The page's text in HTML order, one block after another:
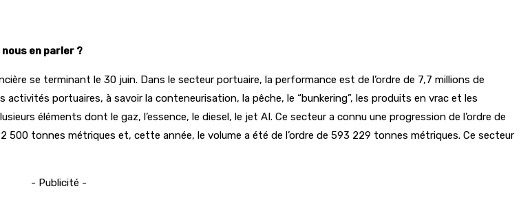
en parler ?
se terminant le 30 juin. Dans le secteur portuaire, la performance est de l’ordre de 7,7 millions de
portuaires, à savoir la conteneurisation, la pêche, le “bunkering”, les produits en vrac et les
éléments dont le gaz, l’essence, le diesel, le jet AI. Ce secteur a connu une progression de l’ordre de
500 tonnes métriques et, cette année, le volume a été de l’ordre de 593 229 tonnes métriques. Ce secteur
- Publicité -